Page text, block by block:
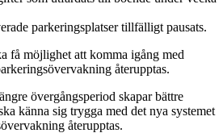
parkeringsplatser tillfälligt pausats.
få möjlighet att komma igång med
återupptas.
övergångsperiod skapar bättre
känna sig trygga med det nya systemet
återupptas.